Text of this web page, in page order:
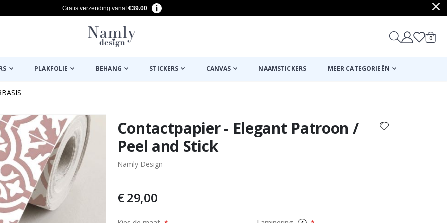
Gratis verzending vanaf€39.00.
0
PLAKFOLIE BEHANG STICKERS CANVAS NAAMSTICKERS MEER CATEGORIEËN
✔
Stick
Contactpapier - Elegant Patroon /
Peel and Stick
Namly Design
€ 29,00